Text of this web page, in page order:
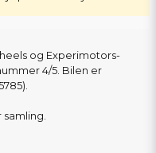
og Experimotors-
4/5. Bilen er